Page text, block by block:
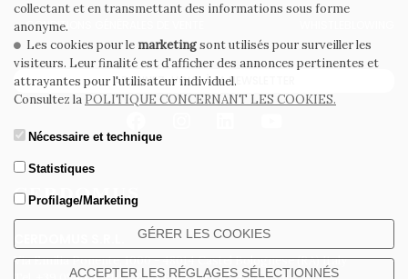
Via Emilia Ponente, 1000 - 48014 Castel Bolognese (RA) Italy
CONDITIONS GÉNÉRALES DE VENTE
ABONNEZ-VOUS À LA NEWSLETTER
collectant et en transmettant des informations sous forme
anonyme.
Les cookies pour le marketingsont utilisés pour surveiller les
visiteurs. Leur finalité est d'afficher des annonces pertinentes et
attrayantes pour l'utilisateur individuel.
Consultez la POLITIQUE CONCERNANT LES COOKIES.
Nécessaire et technique
Statistiques
Profilage/Marketing
GÉRER LES COOKIES
ACCEPTER LES RÉGLAGES SÉLECTIONNÉS